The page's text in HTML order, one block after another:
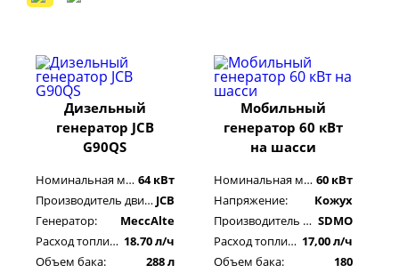
Дизельный
генератор JCB
G90QS
Номинальная мощность: 64 кВт
Производитель двигателя: JCB
Генератор:
MeccAlte
Расход топлива: 18.70 л/ч
Объем бака:
288 л
Мобильный
генератор 60 кВт
на шасси
Номинальная мощность: 60 кВт
Напряжение:
Кожух
Производитель двигателя: SDMO
Расход топлива: 17,00 л/ч
Объем бака:
180